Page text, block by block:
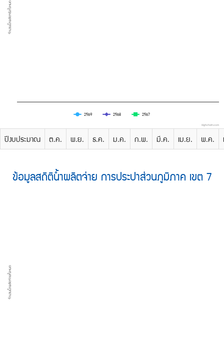
จำนวนน้ำผลิตจริงทั้งหมด
2569 2568 2567
Highcharts.com
ปีงบประมาณ ต.ค. พ.ย. ธ.ค. ม.ค. ก.พ. มี.ค. เม.ย. พ.ค.
ข้อมูลสถิติน้ำผลิตจ่าย การประปาส่วนภูมิภาค เขต 7
จำนวนน้ำผลิตจ่ายทั้งหมด